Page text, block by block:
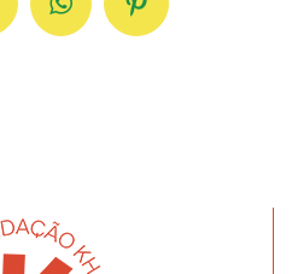
WhatsAppPinterest